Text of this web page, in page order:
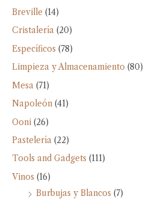
Breville (14)
Cristalería (20)
Específicos (78)
Limpieza y Almacenamiento (80)
Mesa (71)
Napoleón (41)
Ooni (26)
Pastelería (22)
Tools and Gadgets (111)
Vinos (16)
Burbujas y Blancos (7)